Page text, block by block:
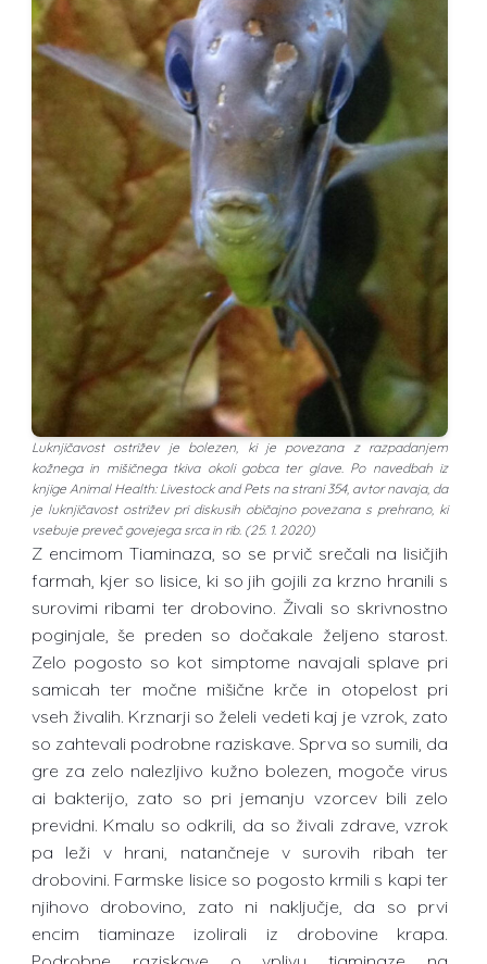
Luknjičavost ostrižev je bolezen, ki je povezana z razpadanjem
kožnega in mišičnega tkiva okoli gobca ter glave. Po navedbah iz
knjige Animal Health: Livestock and Pets na strani 354, avtor navaja, da
je luknjičavost ostrižev pri diskusih običajno povezana s prehrano, ki
vsebuje preveč govejega srca in rib. (25. 1. 2020)
Z encimom Tiaminaza, so se prvič srečali na lisičjih
farmah, kjer so lisice, ki so jih gojili za krzno hranili s
surovimi ribami ter drobovino. Živali so skrivnostno
poginjale, še preden so dočakale željeno starost.
Zelo pogosto so kot simptome navajali splave pri
samicah ter močne mišične krče in otopelost pri
vseh živalih. Krznarji so želeli vedeti kaj je vzrok, zato
so zahtevali podrobne raziskave. Sprva so sumili, da
gre za zelo nalezljivo kužno bolezen, mogoče virus
ai bakterijo, zato so pri jemanju vzorcev bili zelo
previdni. Kmalu so odkrili, da so živali zdrave, vzrok
pa leži v hrani, natančneje v surovih ribah ter
drobovini. Farmske lisice so pogosto krmili s kapi ter
njihovo drobovino, zato ni naključje, da so prvi
encim tiaminaze izolirali iz drobovine krapa.